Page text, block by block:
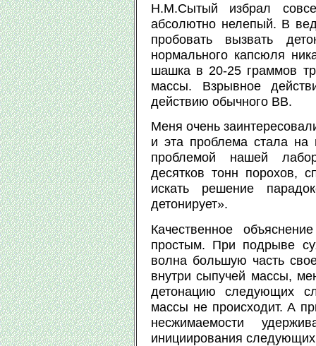
Н.М.Сытый избрал
абсолютно нелепый. В
пробовать вызвать
нормального капсюля
шашка в 20-25 граммов
массы. Взрывное
действию обычного ВВ.
Меня очень
и эта проблема стала на
проблемой нашей
десятков тонн порохов,
искать решение
детонирует».
Качественное
простым. При подрыве
волна большую часть
внутри сыпучей массы,
детонацию следующих
массы не происходит. А
несжимаемости
инициирования следующих